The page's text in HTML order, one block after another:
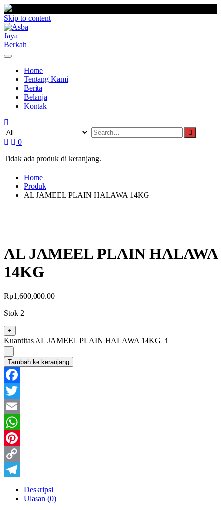
Skip to content
Home
Tentang Kami
Berita
Belanja
Kontak
0
Tidak ada produk di keranjang.
Home
Produk
AL JAMEEL PLAIN HALAWA 14KG
AL JAMEEL PLAIN HALAWA
14KG
Rp1,600,000.00
Stok 2
+
Kuantitas AL JAMEEL PLAIN HALAWA 14KG
-
Tambah ke keranjang
Facebook
Twitter
Email
WhatsApp
Pinterest
Copy
Telegram
Deskripsi
Ulasan (0)